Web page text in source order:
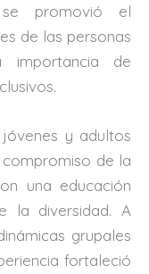
promovió el
de las personas
importancia de
y adultos
de la
una educación
la diversidad. A
grupales
fortaleció